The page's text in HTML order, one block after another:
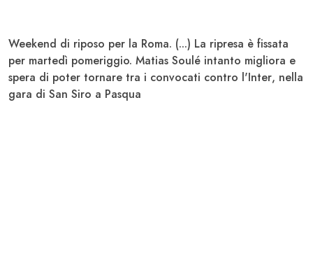
Weekend di riposo per la Roma. (...) La ripresa è fissata
per martedì pomeriggio. Matias Soulé intanto migliora e
spera di poter tornare tra i convocati contro l'Inter, nella
gara di San Siro a Pasqua